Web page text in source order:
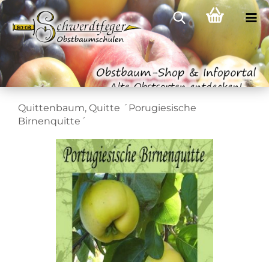
Quittenbaum, Quitte ´Porugiesische
Birnenquitte´